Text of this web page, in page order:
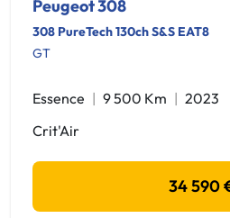
Peugeot 308
308 PureTech 130ch S&S EAT8
GT
Essence 9 500 Km
2023
Crit'Air
34 590